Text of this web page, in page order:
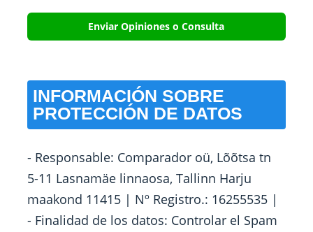
INFORMACIÓN SOBRE
PROTECCIÓN DE DATOS
- Responsable: Comparador oü, Lõõtsa tn
5-11 Lasnamäe linnaosa, Tallinn Harju
maakond 11415 | Nº Registro.: 16255535 |
- Finalidad de los datos: Controlar el Spam